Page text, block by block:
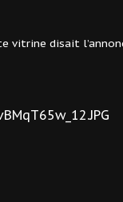
vitrine disait